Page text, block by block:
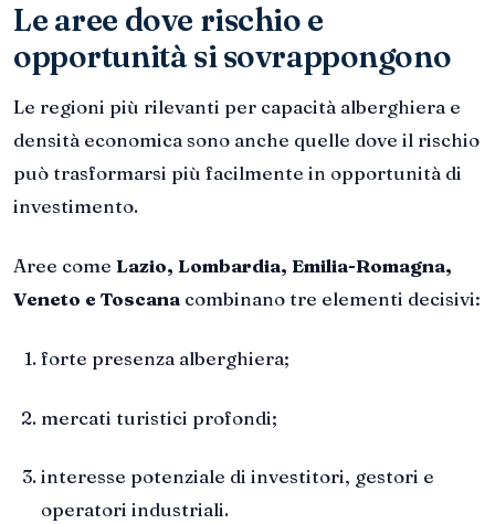
Le aree dove rischio e
opportunità si sovrappongono
Le regioni più rilevanti per capacità alberghiera e
densità economica sono anche quelle dove il rischio
può trasformarsi più facilmente in opportunità di
investimento.
Aree come Lazio, Lombardia, Emilia-Romagna,
Veneto e Toscana combinano tre elementi decisivi:
forte presenza alberghiera;
mercati turistici profondi;
interesse potenziale di investitori, gestori e
operatori industriali.